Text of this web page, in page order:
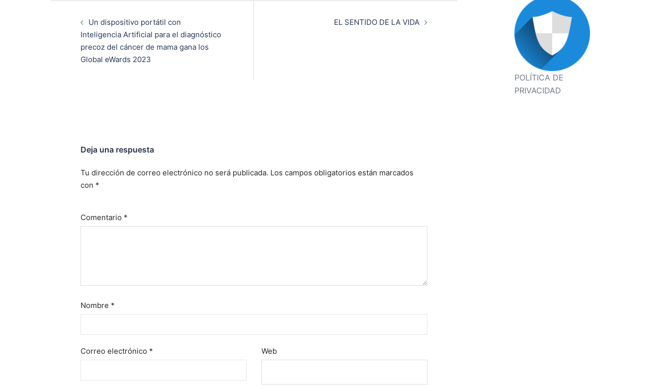
entradas
Un dispositivo portátil con
Inteligencia Artificial para el diagnóstico
precoz del cáncer de mama gana los
Global eWards 2023
EL SENTIDO DE LA VIDA
Deja una respuesta
Tu dirección de correo electrónico no será publicada. Los campos obligatorios están marcados
con *
Comentario *
Nombre *
Correo electrónico * Web
POLÍTICA DE
PRIVACIDAD